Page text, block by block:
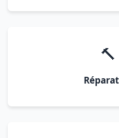
🔨